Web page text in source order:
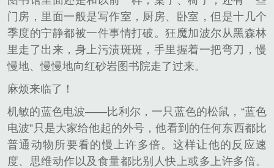
门房，里面一般是写作室，厨房、卧室，但是十几个
季度的宁静都被一件事情打破。狂魔加波尔从黑森林
里走了出来，身上污渍斑斑，手里握着一把弯刀，慢
慢地、慢慢地向红砂岩图书院走了过来。
麻烦来临了！
机敏的蓝色电波——比利尔，一只蓝色的松鼠，“蓝色
电波”只是大家给他起的外号，他看到的任何东西都比
普通动物所要看的慢上许多倍。这样让他的反应速
度、思维动作以及食量都比别人快上或多上许多倍。